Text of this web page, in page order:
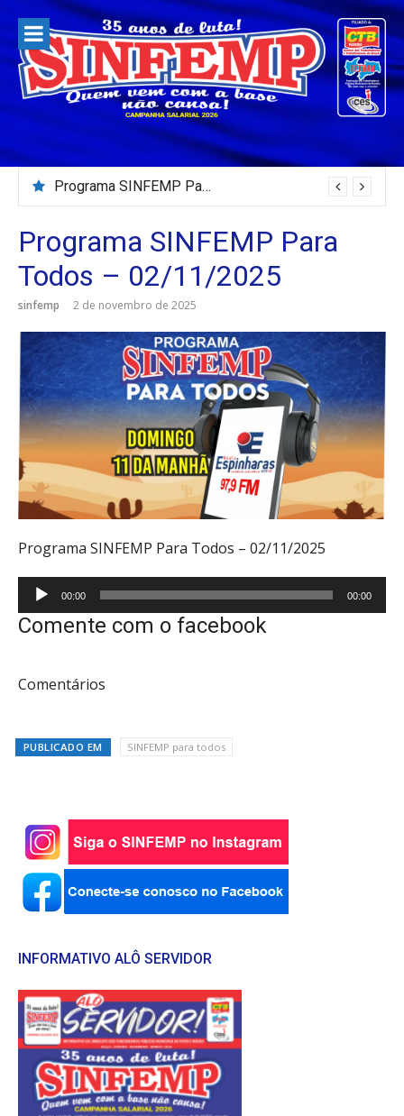
para
conteúdo
Programa SINFEMP Para Todos – 02/08/2026
Programa SINFEMP Para
Todos – 02/11/2025
sinfemp 2 de novembro de 2025
Programa SINFEMP Para Todos – 02/11/2025
Tocador
de
áudio
00:00 00:00
Comente com o facebook
Comentários
PUBLICADO EM SINFEMP para todos
INFORMATIVO ALÔ SERVIDOR